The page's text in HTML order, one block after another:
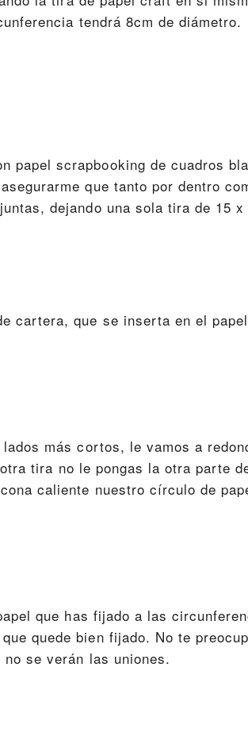
tendrá 8cm de diámetro.
papel scrapbooking de cuadros
que tanto por dentro
dejando una sola tira de 15
cartera, que se inserta en el
más cortos, le vamos a
tira no le pongas la otra parte
caliente nuestro círculo de
que has fijado a las
quede bien fijado. No te
se verán las uniones.